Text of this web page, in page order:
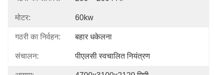
मोटर: 60kw
गठरी का निर्वहन: बहार धकेलना
संचालन: पीएलसी स्वचालित नियंत्रण